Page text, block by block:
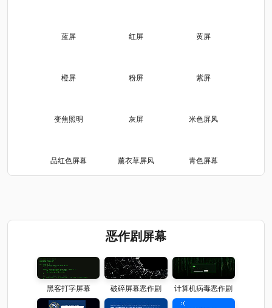
蓝屏 红屏 黄屏
橙屏 粉屏 紫屏
变焦照明 灰屏 米色屏风
品红色屏幕 薰衣草屏风 青色屏幕
恶作剧屏幕
黑客打字屏幕 破碎屏幕恶作剧 计算机病毒恶作剧